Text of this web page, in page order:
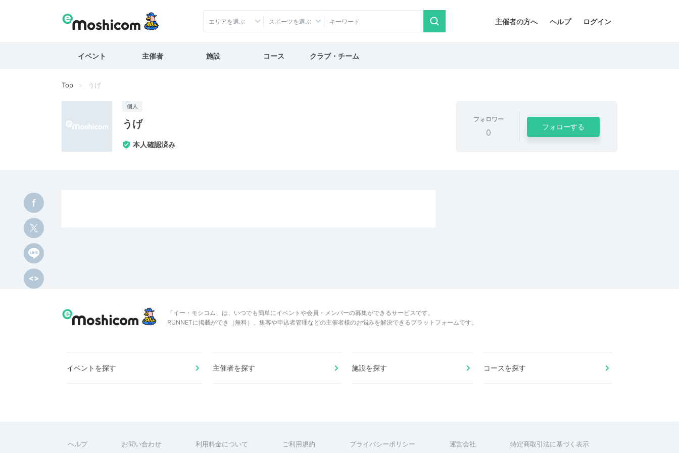
主催者の方へ ヘルプ ログイン
エリアを選ぶ スポーツを選ぶ
イベント 主催者 施設 コース クラブ・チーム
Top うげ
個人
うげ
本人確認済み
フォロワー
0
フォローする
「イー・モシコム」は、いつでも簡単にイベントや会員・メンバーの募集ができるサービスです。
RUNNETに掲載ができ（無料）、集客や申込者管理などの主催者様のお悩みを解決できるプラットフォームです。
イベントを探す 主催者を探す 施設を探す コースを探す
ヘルプ お問い合わせ 利用料金について ご利用規約 プライバシーポリシー 運営会社 特定商取引法に基づく表示